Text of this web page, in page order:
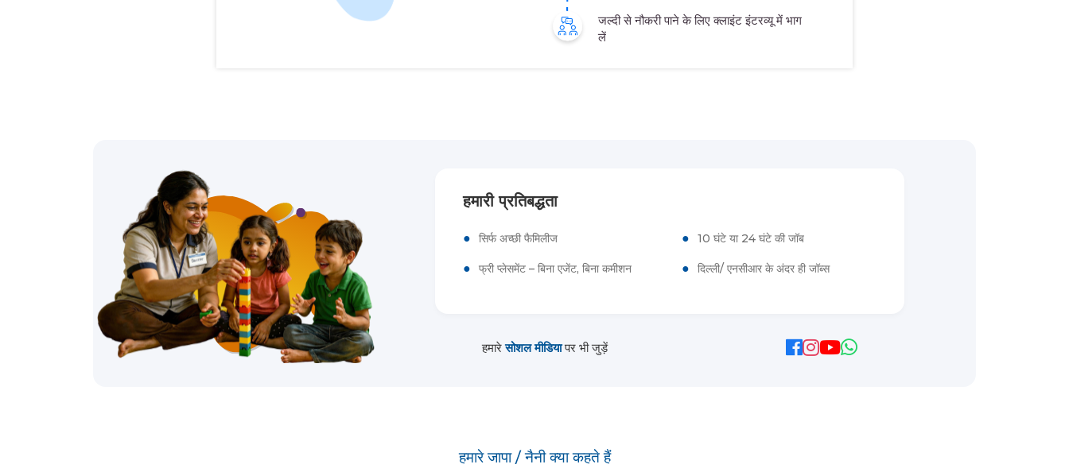
जल्दी से नौकरी पाने के लिए क्लाइंट इंटरव्यू में भाग
लें
हमारी प्रतिबद्धता
● सिर्फ अच्छी फैमिलीज ● 10 घंटे या 24 घंटे की जॉब
● फ्री प्लेसमेंट – बिना एजेंट, बिना कमीशन ● दिल्ली/ एनसीआर के अंदर ही जॉब्स
हमारेसोशल मीडियापर भी जुड़ें
हमारे जापा / नैनी क्या कहते हैं